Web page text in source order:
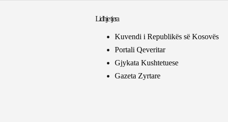
Lidhje tjera
Kuvendi i Republikës së Kosovës
Portali Qeveritar
Gjykata Kushtetuese
Gazeta Zyrtare